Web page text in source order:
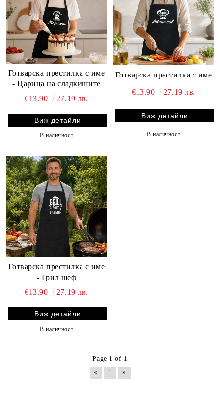
Готварска престилка с име
- Царица на сладкишите
€13.90
27.19 лв.
Виж детайли
В наличност
Готварска престилка с име
€13.90 27.19 лв.
Виж детайли
В наличност
Готварска престилка с име
- Грил шеф
€13.90
27.19 лв.
Виж детайли
В наличност
Page 1 of 1
«
1 »